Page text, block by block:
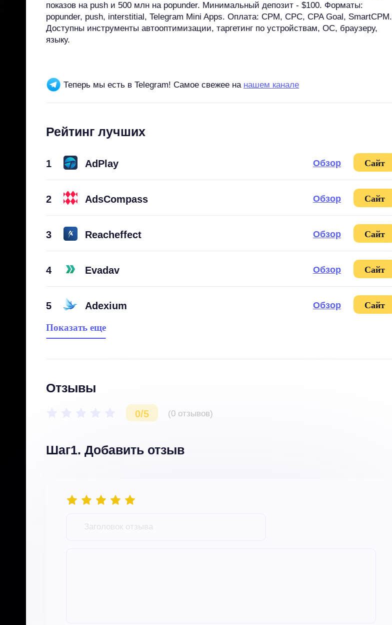
показов на push и 500 млн на popunder. Минимальный депозит - $100. Форматы:
popunder, push, interstitial, Telegram Mini Apps. Оплата: CPM, CPC, CPA Goal, SmartCPM.
Доступны инструменты автооптимизации, таргетинг по устройствам, ОС, браузеру,
языку.
Теперь мы есть в Telegram! Самое свежее на нашем канале
Рейтинг лучших
1 AdPlay Обзор Сайт
2 AdsCompass Обзор Сайт
3 Reacheffect Обзор Сайт
4 Evadav Обзор Сайт
5 Adexium Обзор Сайт
Показать еще
Отзывы
0/5 (0 отзывов)
Шаг1. Добавить отзыв